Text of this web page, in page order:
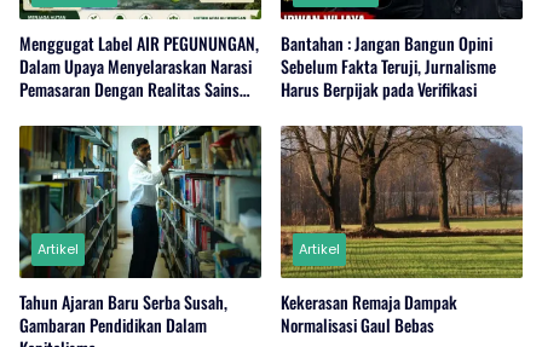
Menggugat Label AIR PEGUNUNGAN,
Dalam Upaya Menyelaraskan Narasi
Pemasaran Dengan Realitas Sains
Bantahan : Jangan Bangun Opini
Sebelum Fakta Teruji, Jurnalisme
Harus Berpijak pada Verifikasi
Artikel
Tahun Ajaran Baru Serba Susah,
Gambaran Pendidikan Dalam
Artikel
Kekerasan Remaja Dampak
Normalisasi Gaul Bebas